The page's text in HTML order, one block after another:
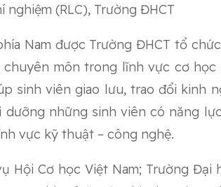
(RLC), Trường ĐHCT
Nam được Trường ĐHCT tổ
môn trong lĩnh vực cơ học
sinh viên giao lưu, trao đổi kinh
những sinh viên có năng
vực kỹ thuật – công nghệ.
Hội Cơ học Việt Nam; Trường Đại